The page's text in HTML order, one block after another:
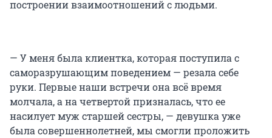
построении взаимоотношений с людьми.
— У меня была клиентка, которая поступила с
саморазрушающим поведением — резала себе
руки. Первые наши встречи она всё время
молчала, а на четвертой призналась, что ее
насилует муж старшей сестры, — девушка уже
была совершеннолетней, мы смогли проложить